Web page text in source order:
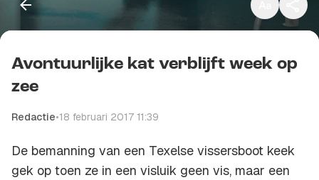
Kopieer link
Avontuurlijke kat verblijft week op
zee
Redactie•18 februari 2017 11:39
De bemanning van een Texelse vissersboot keek
gek op toen ze in een visluik geen vis, maar een